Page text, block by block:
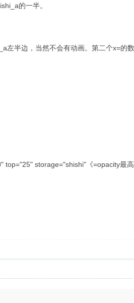
的一半。
左半边，当然不会有动画。第二个x=
storage="shishi"《=opacity最